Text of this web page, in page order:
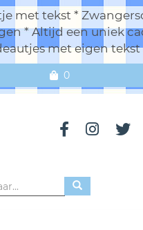
met tekst *
* Altijd een uniek
met eigen tekst
0